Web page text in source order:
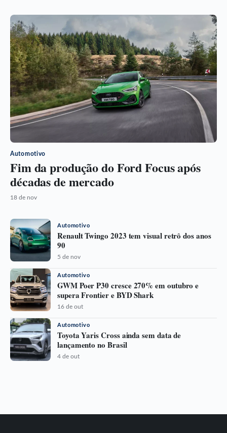
Automotivo
Fim da produção do Ford Focus após
décadas de mercado
18 de nov
Automotivo
Renault Twingo 2023 tem visual retrô dos anos
90
5 de nov
Automotivo
GWM Poer P30 cresce 270% em outubro e
supera Frontier e BYD Shark
16 de out
Automotivo
Toyota Yaris Cross ainda sem data de
lançamento no Brasil
4 de out